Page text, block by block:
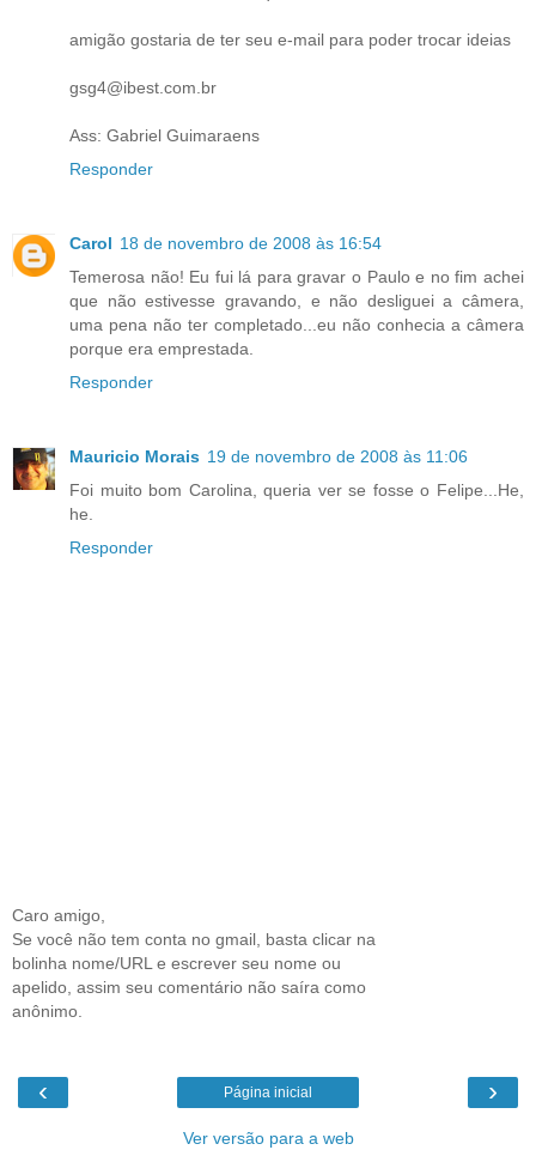
amigão gostaria de ter seu e-mail para poder trocar ideias
gsg4@ibest.com.br
Ass: Gabriel Guimaraens
Responder
Carol 18 de novembro de 2008 às 16:54
Temerosa não! Eu fui lá para gravar o Paulo e no fim achei
que não estivesse gravando, e não desliguei a câmera,
uma pena não ter completado...eu não conhecia a câmera
porque era emprestada.
Responder
Mauricio Morais 19 de novembro de 2008 às 11:06
Foi muito bom Carolina, queria ver se fosse o Felipe...He,
he.
Responder
Caro amigo,
Se você não tem conta no gmail, basta clicar na
bolinha nome/URL e escrever seu nome ou
apelido, assim seu comentário não saíra como
anônimo.
‹ ›
Página inicial
Ver versão para a web